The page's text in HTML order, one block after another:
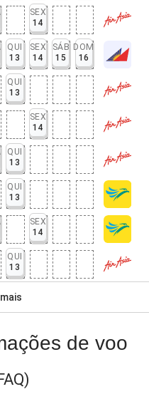
SEX
14
QUI
13
SEX
14
SÁB
15
DOM
16
QUI
13
SEX
14
QUI
13
QUI
13
SEX
14
QUI
13
de voo